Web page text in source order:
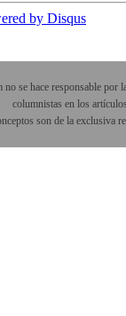
by Disqus
se hace responsable por
columnistas en los
son de la exclusiva